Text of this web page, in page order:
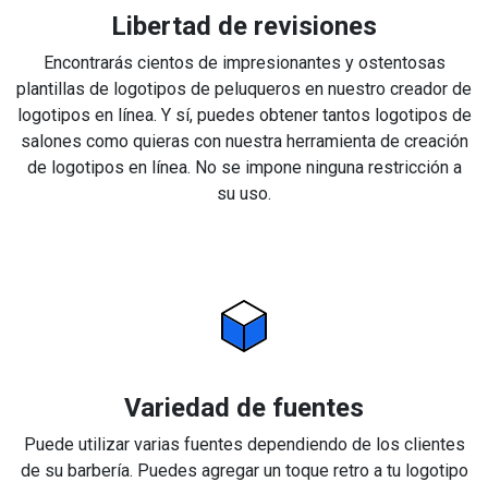
Libertad de revisiones
Encontrarás cientos de impresionantes y ostentosas
plantillas de logotipos de peluqueros en nuestro creador de
logotipos en línea. Y sí, puedes obtener tantos logotipos de
salones como quieras con nuestra herramienta de creación
de logotipos en línea. No se impone ninguna restricción a
su uso.
Variedad de fuentes
Puede utilizar varias fuentes dependiendo de los clientes
de su barbería. Puedes agregar un toque retro a tu logotipo